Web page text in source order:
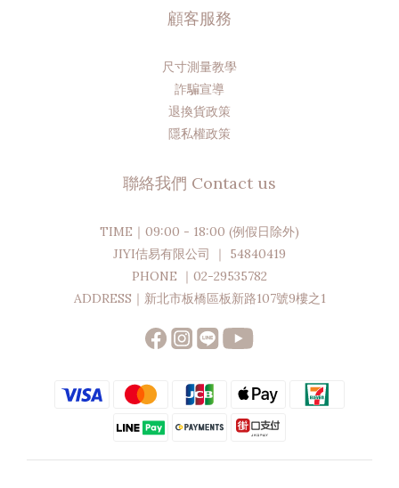
顧客服務
尺寸測量教學
詐騙宣導
退換貨政策
隱私權政策
聯絡我們 Contact us
TIME｜09:00 - 18:00 (例假日除外)
JIYI佶易有限公司 ｜ 54840419
PHONE ｜02-29535782
ADDRESS｜新北市板橋區板新路107號9樓之1